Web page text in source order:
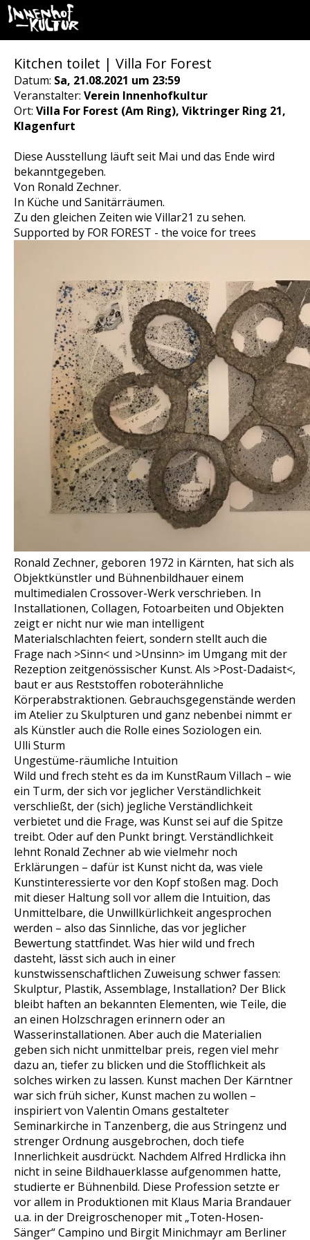
Kitchen toilet | Villa For Forest
Datum: Sa, 21.08.2021 um 23:59
Veranstalter: Verein Innenhofkultur
Ort: Villa For Forest (Am Ring), Viktringer Ring 21,
Klagenfurt
Diese Ausstellung läuft seit Mai und das Ende wird
bekanntgegeben.
Von Ronald Zechner.
In Küche und Sanitärräumen.
Zu den gleichen Zeiten wie Villar21 zu sehen.
Supported by FOR FOREST - the voice for trees
Ronald Zechner, geboren 1972 in Kärnten, hat sich als
Objektkünstler und Bühnenbildhauer einem
multimedialen Crossover-Werk verschrieben. In
Installationen, Collagen, Fotoarbeiten und Objekten
zeigt er nicht nur wie man intelligent
Materialschlachten feiert, sondern stellt auch die
Frage nach >Sinn< und >Unsinn> im Umgang mit der
Rezeption zeitgenössischer Kunst. Als >Post-Dadaist<,
baut er aus Reststoffen roboterähnliche
Körperabstraktionen. Gebrauchsgegenstände werden
im Atelier zu Skulpturen und ganz nebenbei nimmt er
als Künstler auch die Rolle eines Soziologen ein.
Ulli Sturm
Ungestüme-räumliche Intuition
Wild und frech steht es da im KunstRaum Villach – wie
ein Turm, der sich vor jeglicher Verständlichkeit
verschließt, der (sich) jegliche Verständlichkeit
verbietet und die Frage, was Kunst sei auf die Spitze
treibt. Oder auf den Punkt bringt. Verständlichkeit
lehnt Ronald Zechner ab wie vielmehr noch
Erklärungen – dafür ist Kunst nicht da, was viele
Kunstinteressierte vor den Kopf stoßen mag. Doch
mit dieser Haltung soll vor allem die Intuition, das
Unmittelbare, die Unwillkürlichkeit angesprochen
werden – also das Sinnliche, das vor jeglicher
Bewertung stattfindet. Was hier wild und frech
dasteht, lässt sich auch in einer
kunstwissenschaftlichen Zuweisung schwer fassen:
Skulptur, Plastik, Assemblage, Installation? Der Blick
bleibt haften an bekannten Elementen, wie Teile, die
an einen Holzschragen erinnern oder an
Wasserinstallationen. Aber auch die Materialien
geben sich nicht unmittelbar preis, regen viel mehr
dazu an, tiefer zu blicken und die Stofflichkeit als
solches wirken zu lassen. Kunst machen Der Kärntner
war sich früh sicher, Kunst machen zu wollen –
inspiriert von Valentin Omans gestalteter
Seminarkirche in Tanzenberg, die aus Stringenz und
strenger Ordnung ausgebrochen, doch tiefe
Innerlichkeit ausdrückt. Nachdem Alfred Hrdlicka ihn
nicht in seine Bildhauerklasse aufgenommen hatte,
studierte er Bühnenbild. Diese Profession setzte er
vor allem in Produktionen mit Klaus Maria Brandauer
u.a. in der Dreigroschenoper mit „Toten-Hosen-
Sänger“ Campino und Birgit Minichmayr am Berliner